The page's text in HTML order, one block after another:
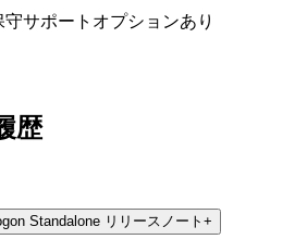
サポートオプションあり
歴
Standalone リリースノート +